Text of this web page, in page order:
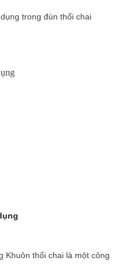
trong đùn thổi chai
Khuôn thổi chai là một công